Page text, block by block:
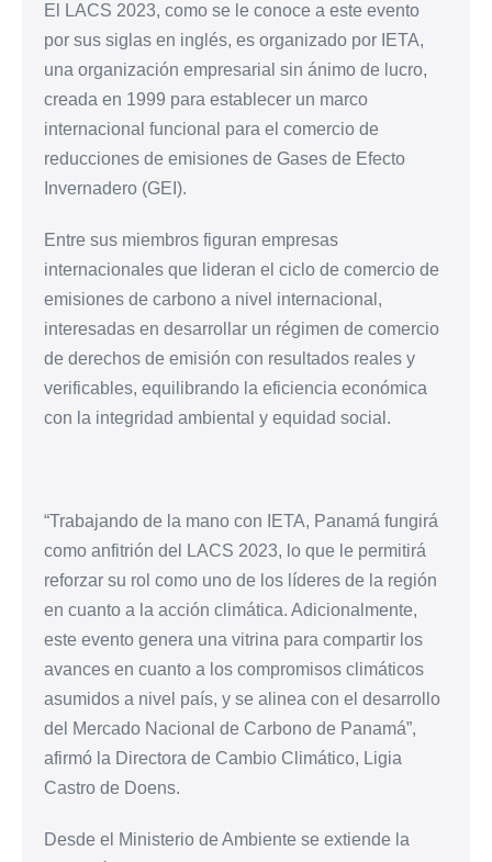
El LACS 2023, como se le conoce a este evento
por sus siglas en inglés, es organizado por IETA,
una organización empresarial sin ánimo de lucro,
creada en 1999 para establecer un marco
internacional funcional para el comercio de
reducciones de emisiones de Gases de Efecto
Invernadero (GEI).
Entre sus miembros figuran empresas
internacionales que lideran el ciclo de comercio de
emisiones de carbono a nivel internacional,
interesadas en desarrollar un régimen de comercio
de derechos de emisión con resultados reales y
verificables, equilibrando la eficiencia económica
con la integridad ambiental y equidad social.
“Trabajando de la mano con IETA, Panamá fungirá
como anfitrión del LACS 2023, lo que le permitirá
reforzar su rol como uno de los líderes de la región
en cuanto a la acción climática. Adicionalmente,
este evento genera una vitrina para compartir los
avances en cuanto a los compromisos climáticos
asumidos a nivel país, y se alinea con el desarrollo
del Mercado Nacional de Carbono de Panamá”,
afirmó la Directora de Cambio Climático, Ligia
Castro de Doens.
Desde el Ministerio de Ambiente se extiende la